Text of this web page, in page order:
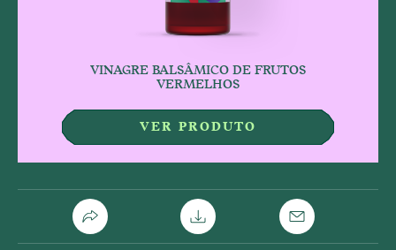
VINAGRE BALSÂMICO DE FRUTOS
VERMELHOS
VER PRODUTO